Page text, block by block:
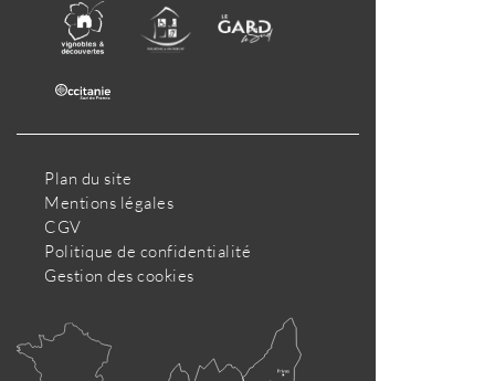
Plan du site
Mentions légales
CGV
Politique de confidentialité
Gestion des cookies